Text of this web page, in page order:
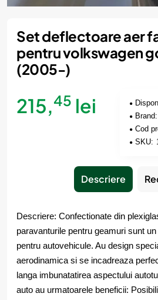
Set deflectoare aer
pentru volkswagen
(2005-)
215,45 lei
Brand:
Cod
SKU:
Descriere
Descriere: Confectionate din
paravanturile pentru geamuri sunt
pentru autovehicule. Au design
aerodinamica si se incadreaza
langa imbunatatirea aspectului
auto au urmatoarele beneficii: